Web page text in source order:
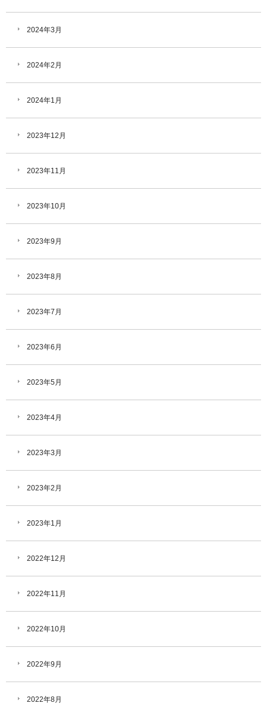
2024年3月
2024年2月
2024年1月
2023年12月
2023年11月
2023年10月
2023年9月
2023年8月
2023年7月
2023年6月
2023年5月
2023年4月
2023年3月
2023年2月
2023年1月
2022年12月
2022年11月
2022年10月
2022年9月
2022年8月